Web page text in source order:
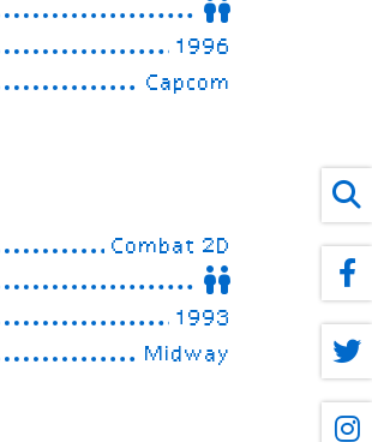
1996
Capcom
Combat 2D
1993
Midway